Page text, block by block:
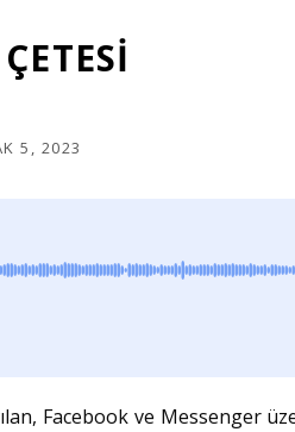
5, 2023
Facebook ve Messenger